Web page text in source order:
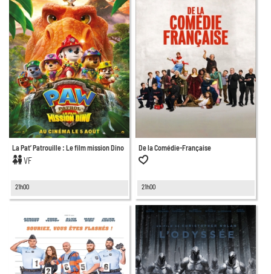
La Pat’ Patrouille : Le film mission Dino
VF
21h00
De la Comédie-Française
21h00